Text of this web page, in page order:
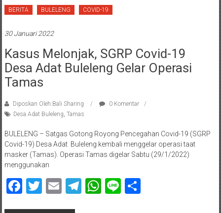
BERITA BULELENG COVID-19
30 Januari 2022
Kasus Melonjak, SGRP Covid-19
Desa Adat Buleleng Gelar Operasi
Tamas
Diposkan Oleh:Bali Sharing
0 Komentar
Desa Adat Buleleng, Tamas
BULELENG – Satgas Gotong Royong Pencegahan Covid-19 (SGRP
Covid-19) Desa Adat Buleleng kembali menggelar operasi taat
masker (Tamas). Operasi Tamas digelar Sabtu (29/1/2022)
menggunakan
Facebook
Twitter
EmailTelegram
WhatsApp
LineShare